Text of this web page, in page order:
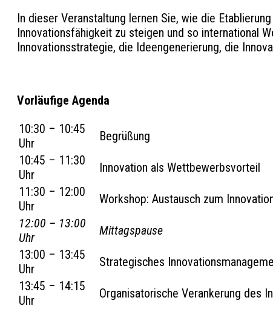
In dieser Veranstaltung lernen Sie, wie die
Innovationsfähigkeit zu steigen und so international
Innovationsstrategie, die Ideengenerierung, die
Vorläufige Agenda
10:30 – 10:45
Uhr
Begrüßung
10:45 – 11:30
Uhr
Innovation als Wettbewerbsvorteil
11:30 – 12:00
Uhr
Workshop: Austausch zum
12:00 – 13:00
Uhr
Mittagspause
13:00 – 13:45
Uhr
Strategisches
13:45 – 14:15
Uhr
Organisatorische Verankerung des